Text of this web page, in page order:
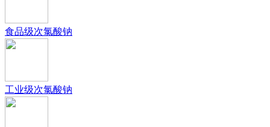
食品级次氯酸钠
工业级次氯酸钠